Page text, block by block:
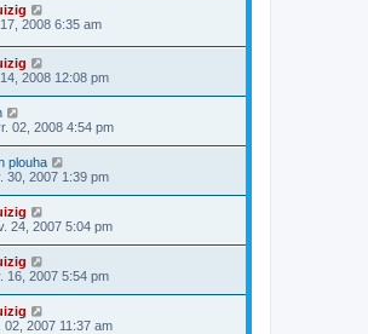
2008 6:35 am
2008 12:08 pm
02, 2008 4:54 pm
plouha
30, 2007 1:39 pm
24, 2007 5:04 pm
16, 2007 5:54 pm
02, 2007 11:37 am